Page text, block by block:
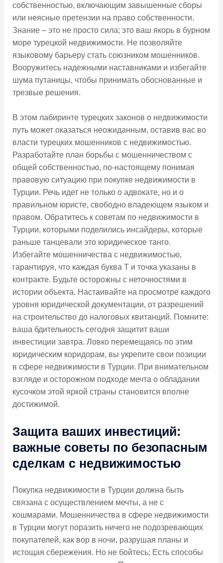
собственностью, включающим завышенные сборы
или неясные претензии на право собственности.
Знание – это не просто сила; это ваш якорь в бурном
море турецкой недвижимости. Не позволяйте
языковому барьеру стать союзником мошенников.
Вооружитесь надежными наставниками и избегайте
шума путаницы, чтобы принимать обоснованные и
трезвые решения.
В этом лабиринте турецких законов о недвижимости
путь может оказаться неожиданным, оставив вас во
власти турецких мошенников с недвижимостью.
Разработайте план борьбы с мошенничеством с
общей собственностью, по-настоящему понимая
правовую ситуацию при покупке недвижимости в
Турции. Речь идет не только о адвокате, но и о
правильном юристе, свободно владеющем языком и
правом. Обратитесь к советам по недвижимости в
Турции, которыми поделились инсайдеры, которые
раньше танцевали это юридическое танго.
Избегайте мошенничества с недвижимостью,
гарантируя, что каждая буква T и точка указаны в
контракте. Будьте осторожны с неточностями в
истории объекта. Настаивайте на просмотре каждого
уровня юридической документации, от разрешений
на строительство до налоговых квитанций. Помните:
ваша бдительность сегодня защитит ваши
инвестиции завтра. Ловко перемещаясь по этим
юридическим коридорам, вы укрепите свои позиции
в сфере недвижимости в Турции. При внимательном
взгляде и осторожном подходе мечта о обладании
кусочком этой яркой страны становится вполне
достижимой.
Защита ваших инвестиций:
важные советы по безопасным
сделкам с недвижимостью
Покупка недвижимости в Турции должна быть
связана с осуществлением мечты, а не с
кошмарами. Мошенничества в сфере недвижимости
в Турции могут поразить ничего не подозревающих
покупателей, как вор в ночи, разрушая планы и
истощая сбережения. Но не бойтесь; Есть способы